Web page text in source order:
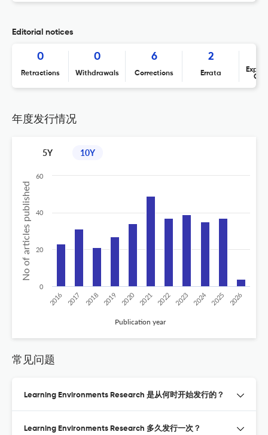
Editorial notices
0
Retractions
0
Withdrawals
6
Corrections
2
Errata
年度发行情况
5Y 10Y
No of articles published
Publication year
2016 2017 2018 2019 2020 2021 2022 2023 2024 2025 2026
0
20
40
60
常见问题
Learning Environments Research 是从何时开始发行的？
Learning Environments Research 多久发行一次？